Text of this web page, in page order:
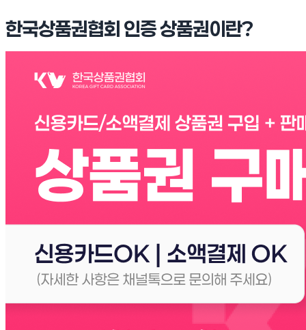
한국상품권협회 인증 상품권이란?